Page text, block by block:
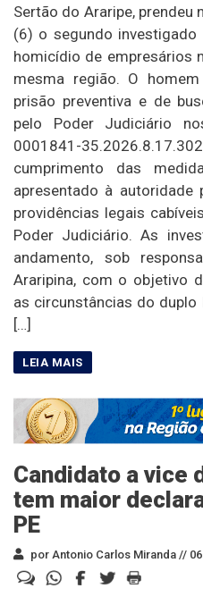
Sertão do Araripe, prendeu
(6) o segundo
homicídio de empresários
mesma região. O
prisão preventiva e de
pelo Poder Judiciário
0001841-
cumprimento das
apresentado à
providências legais
Poder Judiciário. As
andamento, sob
Araripina, com o objetivo
as circunstâncias do
[…]
Candidato a vice
tem maior
PE
por Antonio Carlos Miranda //